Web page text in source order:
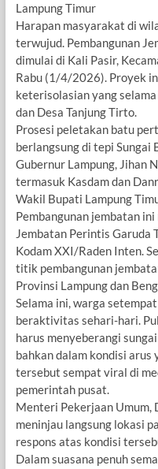
Lampung Timur
Harapan masyarakat di
terwujud. Pembangunan
dimulai di Kali Pasir,
Rabu (1/4/2026). Proyek
keterisolasian yang
dan Desa Tanjung Tirto.
Prosesi peletakan batu
berlangsung di tepi
Gubernur Lampung, Jihan
termasuk Kasdam dan
Wakil Bupati Lampung
Pembangunan jembatan
Jembatan Perintis Garuda
Kodam XXI/Raden Inten.
titik pembangunan
Provinsi Lampung dan
Selama ini, warga
beraktivitas sehari-hari.
harus menyeberangi
bahkan dalam kondisi arus
tersebut sempat viral di
pemerintah pusat.
Menteri Pekerjaan Umum,
meninjau langsung lokasi
respons atas kondisi
Dalam suasana penuh